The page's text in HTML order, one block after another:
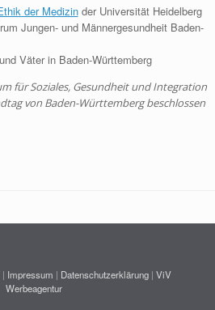
der Medizinder Universität Heidelberg
Jungen- und Männergesundheit Baden-
Väter in Baden-Württemberg
für Soziales, Gesundheit und Integration
von Baden-Württemberg beschlossen
| Impressum | Datenschutzerklärung| ViV
Werbeagentur